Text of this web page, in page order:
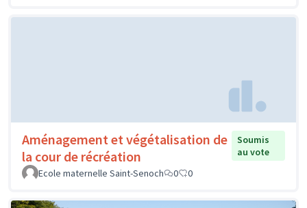
Aménagement et végétalisation de
la cour de récréation
Soumis
au vote
Ecole maternelle Saint-Senoch
0 0